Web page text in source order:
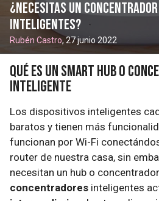
¿Necesitas un
inteligentes?
Rubén Castro, 27 junio 2022
Qué es un smart hub o
inteligente
Los dispositivos inteligentes
baratos y tienen más
funcionan por Wi-Fi
router de nuestra casa, sin
necesitan un hub o
concentradores inteligentes